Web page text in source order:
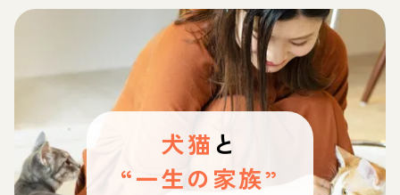
犬猫 と
“一生の家族”